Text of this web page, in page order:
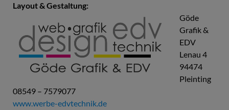
Layout & Gestaltung:
Göde
Grafik &
EDV
Lenau 4
94474
Pleinting
08549 – 7579077
www.werbe-edvtechnik.de